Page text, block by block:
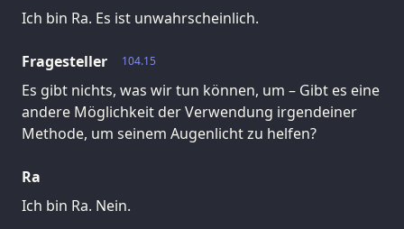
Ich bin Ra. Es ist unwahrscheinlich.
104.15
Fragesteller
Es gibt nichts, was wir tun können, um – Gibt es eine
andere Möglichkeit der Verwendung irgendeiner
Methode, um seinem Augenlicht zu helfen?
Ra
Ich bin Ra. Nein.